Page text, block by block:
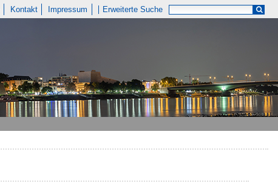
Kontakt Impressum Erweiterte Suche